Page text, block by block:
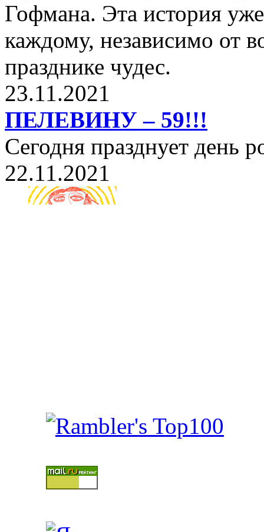
Гофмана. Эта история
каждому, независимо от
празднике чудес.
23.11.2021
ПЕЛЕВИНУ – 59!!!
Сегодня празднует день
22.11.2021